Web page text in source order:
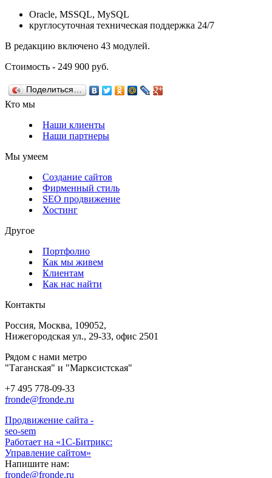
Oracle, MSSQL, MySQL
круглосуточная техническая поддержка 24/7
В редакцию включено 43 модулей.
Стоимость - 249 900 руб.
Поделиться…
Кто мы
Наши клиенты
Наши партнеры
Мы умеем
Создание сайтов
Фирменный стиль
SEO продвижение
Хостинг
Другое
Портфолио
Как мы живем
Клиентам
Как нас найти
Контакты
Россия, Москва, 109052,
Нижегородская ул., 29-33, офис 2501
Рядом с нами метро
"Таганская" и "Марксистская"
+7 495 778-09-33
fronde@fronde.ru
Продвижение сайта -
seo-sem
Работает на «1С-Битрикс:
Управление сайтом»
Напишите нам:
fronde@fronde.ru